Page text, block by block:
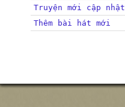
Truyện mới cập nhật
Thêm bài hát mới